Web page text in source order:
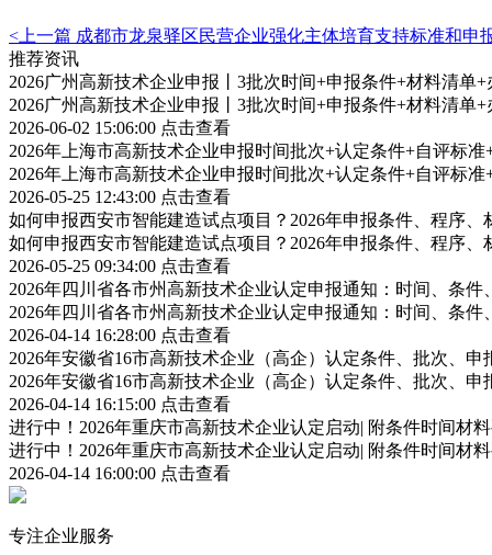
<上一篇 成都市龙泉驿区民营企业强化主体培育支持标准和申
推荐资讯
2026广州高新技术企业申报丨3批次时间+申报条件+材料清单+
2026广州高新技术企业申报丨3批次时间+申报条件+材料清单+
2026-06-02 15:06:00 点击查看
2026年上海市高新技术企业申报时间批次+认定条件+自评标
2026年上海市高新技术企业申报时间批次+认定条件+自评标
2026-05-25 12:43:00 点击查看
如何申报西安市智能建造试点项目？2026年申报条件、程序、
如何申报西安市智能建造试点项目？2026年申报条件、程序、
2026-05-25 09:34:00 点击查看
2026年四川省各市州高新技术企业认定申报通知：时间、条
2026年四川省各市州高新技术企业认定申报通知：时间、条
2026-04-14 16:28:00 点击查看
2026年安徽省16市高新技术企业（高企）认定条件、批次、申
2026年安徽省16市高新技术企业（高企）认定条件、批次、申
2026-04-14 16:15:00 点击查看
进行中！2026年重庆市高新技术企业认定启动| 附条件时间材
进行中！2026年重庆市高新技术企业认定启动| 附条件时间材
2026-04-14 16:00:00 点击查看
专注企业服务